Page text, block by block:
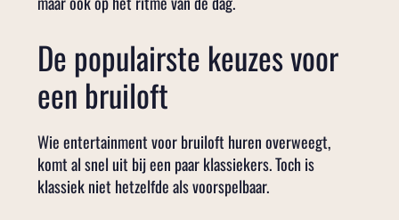
De populairste keuzes voor
een bruiloft
Wie entertainment voor bruiloft huren overweegt,
komt al snel uit bij een paar klassiekers. Toch is
klassiek niet hetzelfde als voorspelbaar.